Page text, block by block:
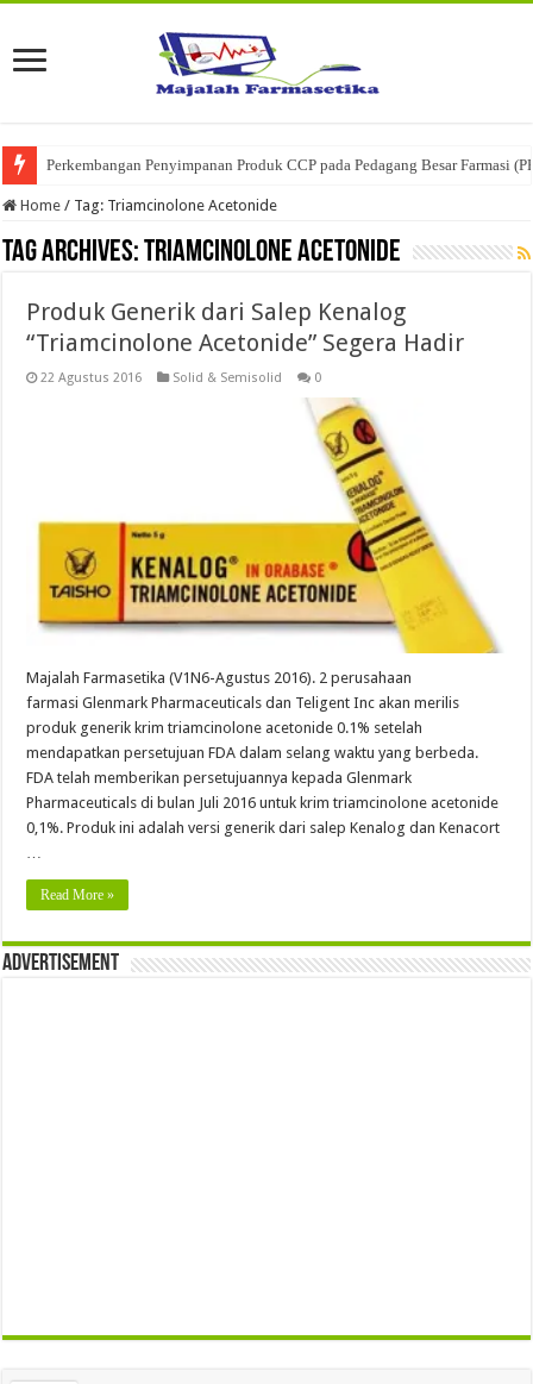
Perkembangan Penyimpanan Produk CCP pada Pedagang Besar Farmasi
Home / Tag: Triamcinolone Acetonide
Tag Archives:Triamcinolone Acetonide
Produk Generik dari Salep Kenalog
“Triamcinolone Acetonide” Segera Hadir
22 Agustus 2016 Solid & Semisolid 0
Majalah Farmasetika (V1N6-Agustus 2016). 2 perusahaan
farmasi Glenmark Pharmaceuticals dan Teligent Inc akan merilis
produk generik krim triamcinolone acetonide 0.1% setelah
mendapatkan persetujuan FDA dalam selang waktu yang berbeda.
FDA telah memberikan persetujuannya kepada Glenmark
Pharmaceuticals di bulan Juli 2016 untuk krim triamcinolone acetonide
0,1%. Produk ini adalah versi generik dari salep Kenalog dan Kenacort
Read More »
Advertisement